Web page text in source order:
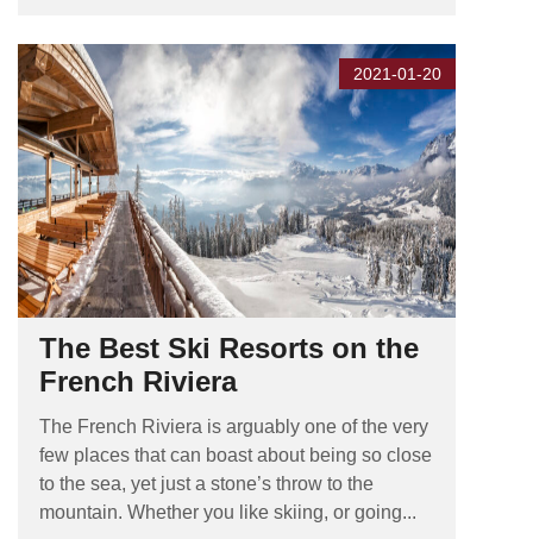
2021-01-20
The Best Ski Resorts on the
French Riviera
The French Riviera is arguably one of the very
few places that can boast about being so close
to the sea, yet just a stone’s throw to the
mountain. Whether you like skiing, or going...